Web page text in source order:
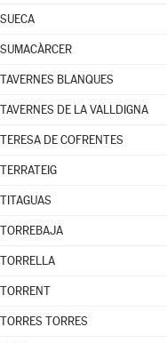
SUECA
SUMACÀRCER
TAVERNES BLANQUES
TAVERNES DE LA VALLDIGNA
TERESA DE COFRENTES
TERRATEIG
TITAGUAS
TORREBAJA
TORRELLA
TORRENT
TORRES TORRES